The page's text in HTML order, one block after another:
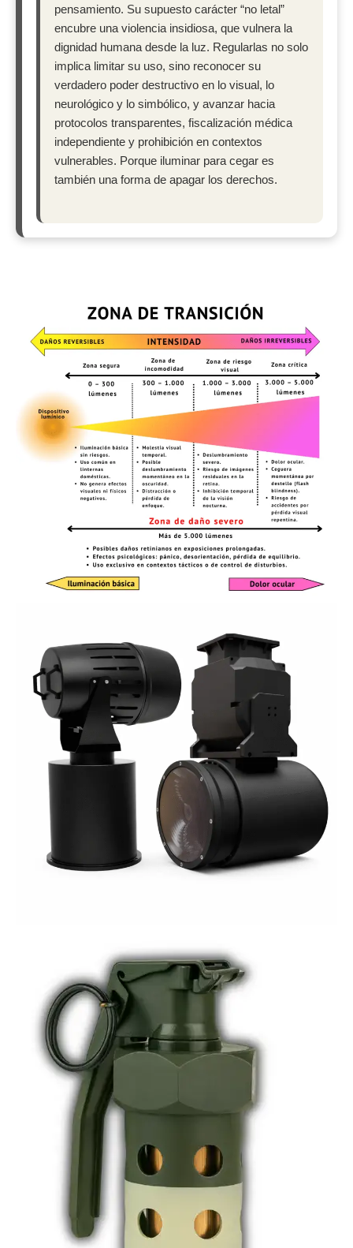
pensamiento. Su supuesto carácter “no letal”
encubre una violencia insidiosa, que vulnera la
dignidad humana desde la luz. Regularlas no solo
implica limitar su uso, sino reconocer su
verdadero poder destructivo en lo visual, lo
neurológico y lo simbólico, y avanzar hacia
protocolos transparentes, fiscalización médica
independiente y prohibición en contextos
vulnerables. Porque iluminar para cegar es
también una forma de apagar los derechos.